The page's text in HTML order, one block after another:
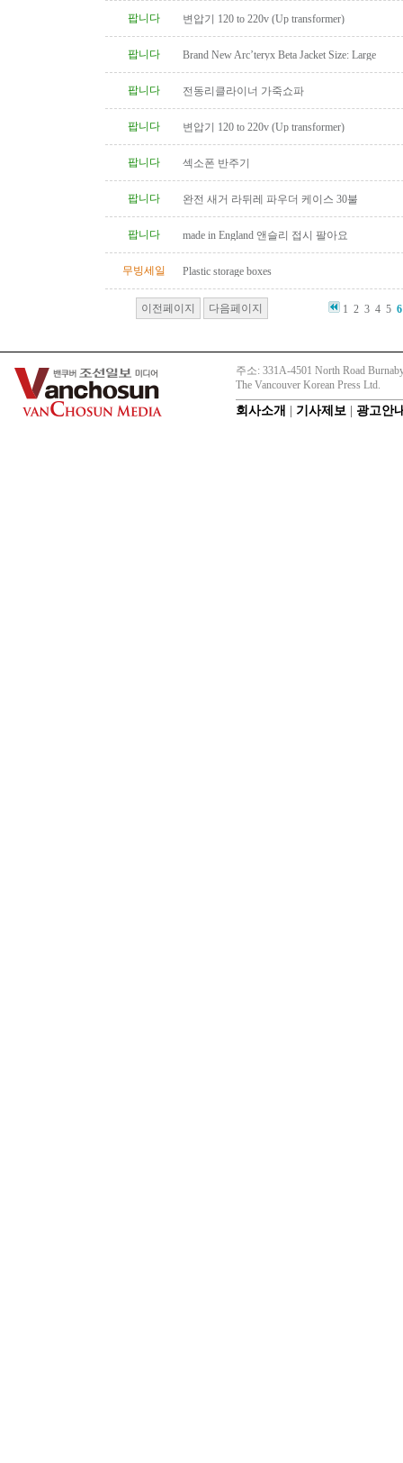
팝니다 변압기 120 to 220v (Up transformer)
팝니다 Brand New Arc’teryx Beta Jacket Size: Large
팝니다 전동리클라이너 가죽쇼파
팝니다 변압기 120 to 220v (Up transformer)
팝니다 섹소폰 반주기
팝니다 완전 새거 라뒤레 파우더 케이스 30불
팝니다 made in England 앤슬리 접시 팔아요
무빙세일 Plastic storage boxes
이전페이지 다음페이지 1 2 3 4 5 6
주소: 331A-4501 North Road
The Vancouver Korean Press Ltd.
회사소개 기사제보 광고안